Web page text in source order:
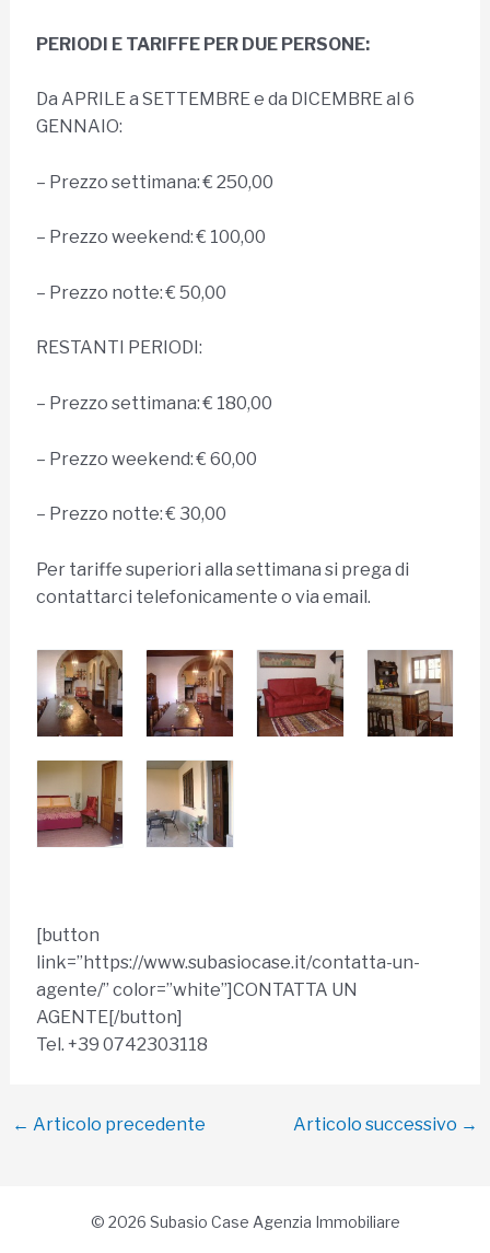
PERIODI E TARIFFE PER DUE PERSONE:
Da APRILE a SETTEMBRE e da DICEMBRE al 6
GENNAIO:
– Prezzo settimana: € 250,00
– Prezzo weekend: € 100,00
– Prezzo notte: € 50,00
RESTANTI PERIODI:
– Prezzo settimana: € 180,00
– Prezzo weekend: € 60,00
– Prezzo notte: € 30,00
Per tariffe superiori alla settimana si prega di
contattarci telefonicamente o via email.
[button
link=”https://www.subasiocase.it/contatta-un-
agente/” color=”white”]CONTATTA UN
AGENTE[/button]
Tel. +39 0742303118
Navigazione
← Articolo precedente Articolo successivo →
© 2026 Subasio Case Agenzia Immobiliare